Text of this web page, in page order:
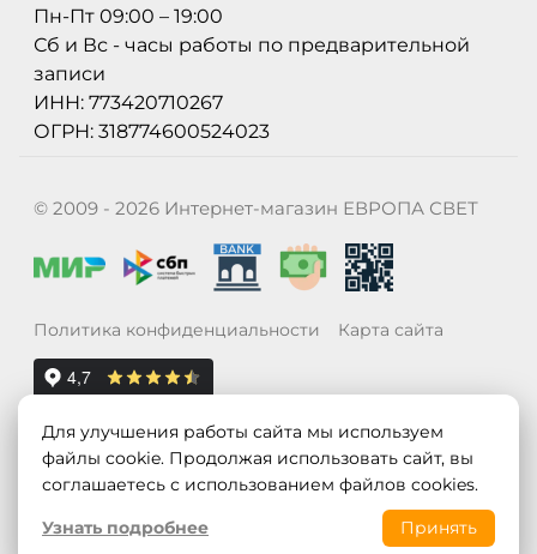
Пн-Пт 09:00 – 19:00
Сб и Вс - часы работы по предварительной
записи
ИНН: 773420710267
ОГРН: 318774600524023
© 2009 - 2026 Интернет-магазин ЕВРОПА СВЕТ
Политика конфиденциальности Карта сайта
Для улучшения работы сайта мы используем
файлы cookie. Продолжая использовать сайт, вы
соглашаетесь с использованием файлов cookies.
Узнать подробнее
Принять